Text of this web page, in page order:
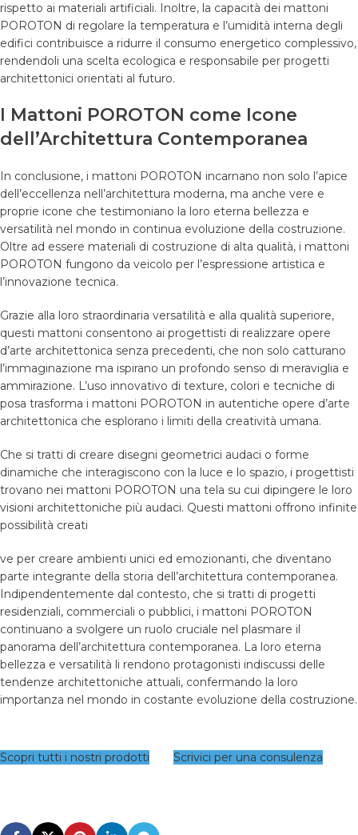
rispetto ai materiali artificiali. Inoltre, la capacità dei mattoni
POROTON di regolare la temperatura e l’umidità interna degli
edifici contribuisce a ridurre il consumo energetico complessivo,
rendendoli una scelta ecologica e responsabile per progetti
architettonici orientati al futuro.
I Mattoni POROTON come Icone
dell’Architettura Contemporanea
In conclusione, i mattoni POROTON incarnano non solo l’apice
dell’eccellenza nell’architettura moderna, ma anche vere e
proprie icone che testimoniano la loro eterna bellezza e
versatilità nel mondo in continua evoluzione della costruzione.
Oltre ad essere materiali di costruzione di alta qualità, i mattoni
POROTON fungono da veicolo per l’espressione artistica e
l’innovazione tecnica.
Grazie alla loro straordinaria versatilità e alla qualità superiore,
questi mattoni consentono ai progettisti di realizzare opere
d’arte architettonica senza precedenti, che non solo catturano
l’immaginazione ma ispirano un profondo senso di meraviglia e
ammirazione. L’uso innovativo di texture, colori e tecniche di
posa trasforma i mattoni POROTON in autentiche opere d’arte
architettonica che esplorano i limiti della creatività umana.
Che si tratti di creare disegni geometrici audaci o forme
dinamiche che interagiscono con la luce e lo spazio, i progettisti
trovano nei mattoni POROTON una tela su cui dipingere le loro
visioni architettoniche più audaci. Questi mattoni offrono infinite
possibilità creati
ve per creare ambienti unici ed emozionanti, che diventano
parte integrante della storia dell’architettura contemporanea.
Indipendentemente dal contesto, che si tratti di progetti
residenziali, commerciali o pubblici, i mattoni POROTON
continuano a svolgere un ruolo cruciale nel plasmare il
panorama dell’architettura contemporanea. La loro eterna
bellezza e versatilità li rendono protagonisti indiscussi delle
tendenze architettoniche attuali, confermando la loro
importanza nel mondo in costante evoluzione della costruzione.
Scopri tutti i nostri prodotti Scrivici per una consulenza